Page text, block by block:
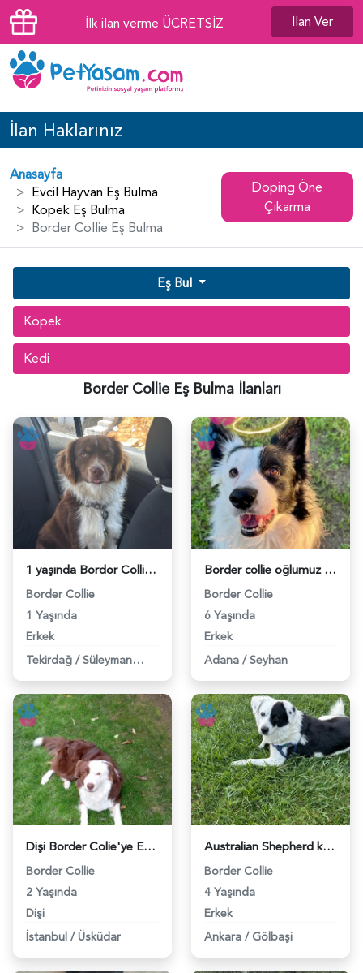
İlk ilan verme ÜCRETSİZ İlan Ver
İlan Haklarınız
Anasayfa
Evcil Hayvan Eş Bulma
Köpek Eş Bulma
Border Collie Eş Bulma
Doping Öne
Çıkarma
Eş Bul
Köpek
Kedi
Border Collie Eş Bulma İlanları
1 yaşında Bordor Collie Erkek - 118984543
Border Collie
1 Yaşında
Erkek
Tekirdağ / Süleymanpaşa
Border collie oğlumuz marcoya eş arıyoruz - 118982921
Border Collie
6 Yaşında
Erkek
Adana / Seyhan
Dişi Border Colie'ye Eş Aranıyor - 118981878
Border Collie
2 Yaşında
Dişi
İstanbul / Üsküdar
Australian Shepherd köpeğimiz için eş arıyoruz - 118979942
Border Collie
4 Yaşında
Erkek
Ankara / Gölbaşi